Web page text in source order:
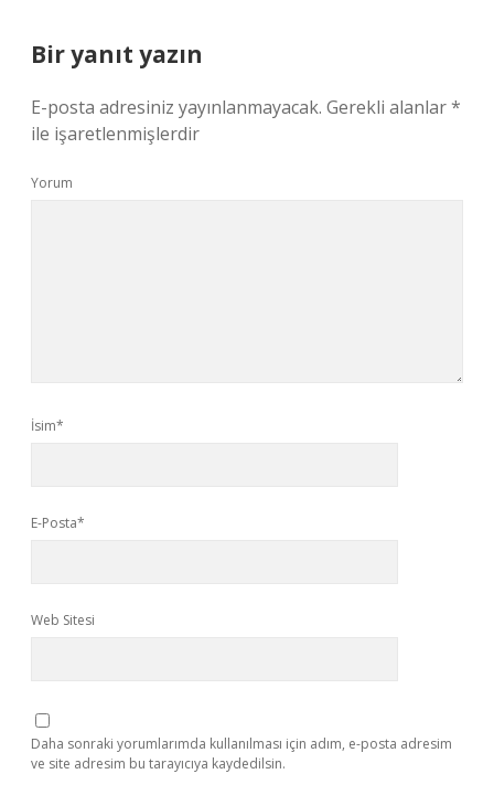
Bir yanıt yazın
E-posta adresiniz yayınlanmayacak. Gerekli alanlar*
ile işaretlenmişlerdir
Yorum
İsim*
E-Posta*
Web Sitesi
Daha sonraki yorumlarımda kullanılması için adım, e-posta adresim
ve site adresim bu tarayıcıya kaydedilsin.